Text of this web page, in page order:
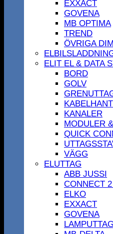
EXXACT
GOVENA
MB OPTIMA
TREND
ÖVRIGA
ELIT EL & DATA
BORD
GOLV
KANALER
MODULER
QUICK
VÄGG
ELUTTAG
ABB JUSSI
CONNECT
ELKO
EXXACT
GOVENA
LAMPUTTAG